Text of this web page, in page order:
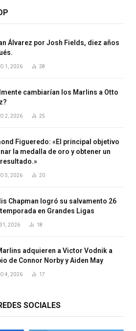
Álvarez por Josh Fields, diez años
1, 2026 28
cambiarían los Marlins a Otto
2, 2026 25
Figueredo: «El principal objetivo
la medalla de oro y obtener un
resultado.»
5, 2026 20
Chapman logró su salvamento 26
en Grandes Ligas
2026 18
adquieren a Victor Vodnik a
de Connor Norby y Aiden May
4, 2026 17
SOCIALES